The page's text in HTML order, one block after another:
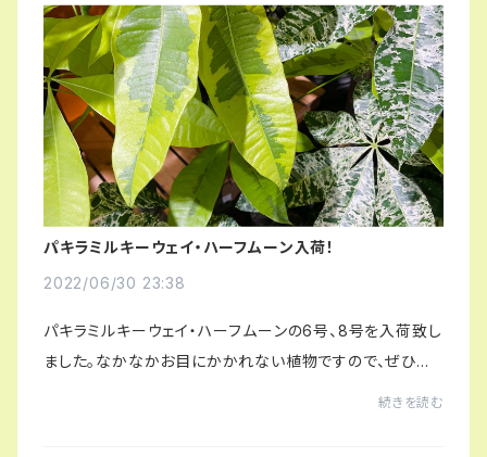
パキラミルキーウェイ・ハーフムーン入荷！
2022/06/30 23:38
パキラミルキーウェイ・ハーフムーンの6号、8号を入荷致し
ました。なかなかお目にかかれない植物ですので、ぜひぜ
続きを読む